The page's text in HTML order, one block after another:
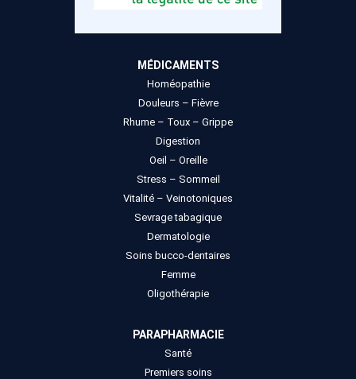
MÉDICAMENTS
Homéopathie
Douleurs – Fièvre
Rhume – Toux – Grippe
Digestion
Oeil – Oreille
Stress – Sommeil
Vitalité – Veinotoniques
Sevrage tabagique
Dermatologie
Soins bucco-dentaires
Femme
Oligothérapie
PARAPHARMACIE
Santé
Premiers soins